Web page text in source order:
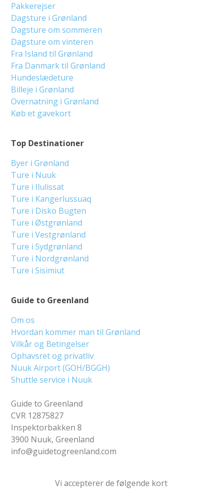
Guide to Greenland
Om os
Hvordan kommer man til Grønland
Vilkår og Betingelser
Ophavsret og privatliv
Nuuk Airport (GOH/BGGH)
Shuttle service i Nuuk
Guide to Greenland
CVR 12875827
Inspektorbakken 8
3900 Nuuk, Greenland
info@guidetogreenland.com
Top Destinationer
Byer i Grønland
Ture i Nuuk
Ture i Ilulissat
Ture i Kangerlussuaq
Ture i Disko Bugten
Ture i Østgrønland
Ture i Vestgrønland
Ture i Sydgrønland
Ture i Nordgrønland
Ture i Sisimiut
Pakkerejser
Dagsture i Grønland
Dagsture om sommeren
Dagsture om vinteren
Fra Island til Grønland
Fra Danmark til Grønland
Hundeslædeture
Billeje i Grønland
Overnatning i Grønland
Køb et gavekort
Vi accepterer de følgende kort